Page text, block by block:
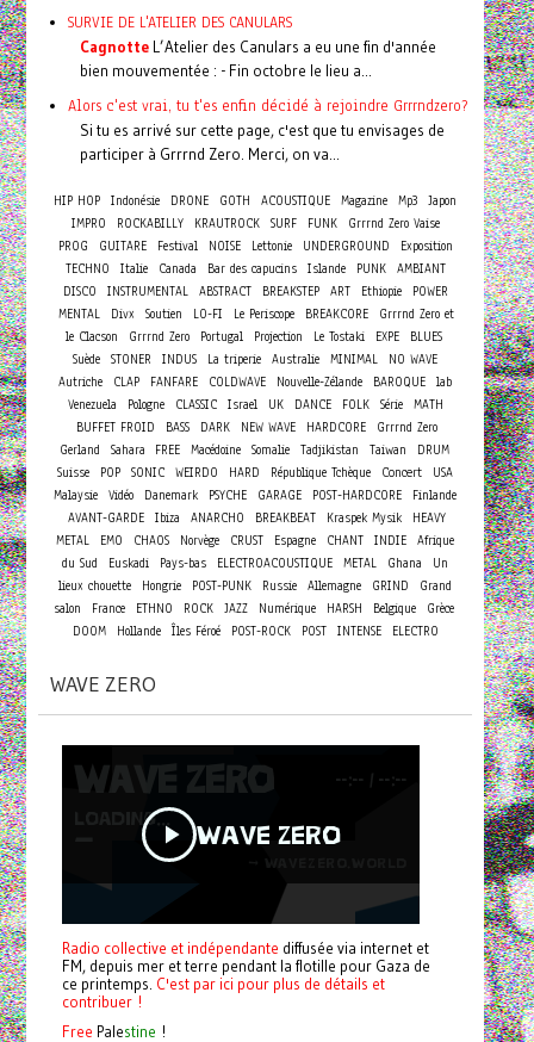
SURVIE DE L'ATELIER DES CANULARS
CagnotteL’Atelier des Canulars a eu une fin d'année
bien mouvementée : - Fin octobre le lieu a...
Alors c'est vrai, tu t'es enfin décidé à rejoindre Grrrndzero?
Si tu es arrivé sur cette page, c'est que tu envisages de
participer à Grrrnd Zero. Merci, on va...
HIP HOP Indonésie DRONE GOTH ACOUSTIQUE Magazine Mp3 Japon
IMPRO
ROCKABILLY KRAUTROCK SURF FUNK
Grrrnd Zero Vaise
PROG
GUITARE Festival NOISE Lettonie UNDERGROUND
Exposition
TECHNO
Italie Canada Bar des capucins Islande PUNK
AMBIANT
DISCO
INSTRUMENTAL ABSTRACT BREAKSTEP ART Ethiopie
POWER
MENTAL
Divx Soutien LO-FI Le Periscope BREAKCORE
Grrrnd Zero et
le Clacson
Grrrnd Zero Portugal Projection Le Tostaki EXPE
BLUES
Suède STONER INDUS La triperie Australie MINIMAL
NO WAVE
Autriche
CLAP FANFARE COLDWAVE Nouvelle-Zélande BAROQUE lab
Venezuela
Pologne CLASSIC Israel UK DANCE FOLK Série
MATH
BUFFET FROID
BASS DARK NEW WAVE HARDCORE
Grrrnd Zero
Gerland
Sahara FREE Macédoine Somalie Tadjikistan Taiwan
DRUM
Suisse
POP SONIC WEIRDO HARD République Tchèque Concert
USA
Malaysie Vidéo Danemark PSYCHE GARAGE POST-HARDCORE
Finlande
AVANT-GARDE
Ibiza ANARCHO BREAKBEAT Kraspek Mysik
HEAVY
METAL
EMO CHAOS Norvège CRUST Espagne CHANT INDIE Afrique
du Sud
Euskadi Pays-bas ELECTROACOUSTIQUE METAL Ghana
Un
lieux chouette
Hongrie POST-PUNK Russie Allemagne GRIND
Grand
salon
France ETHNO ROCK JAZZ Numérique HARSH Belgique
Grèce
DOOM
Hollande Îles Féroé POST-ROCK POST INTENSE ELECTRO
WAVE ZERO
Radio collective et indépendante diffusée via internet et
FM, depuis mer et terre pendant la flotille pour Gaza de
ce printemps. C'est par ici pour plus de détails et
contribuer !
Free Palestine !